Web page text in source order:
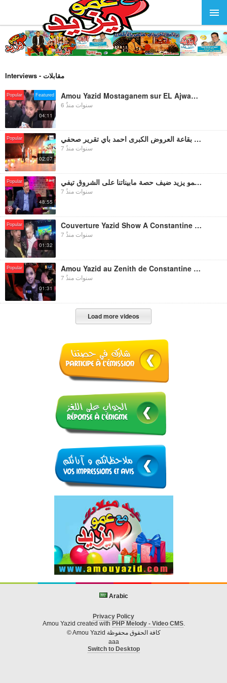
Interviews - مقابلات
Popular Featured
04:11
Amou Yazid Mostaganem sur EL Ajwaa تقرير قناة الأجواء حول حفل عمو يزيد بمستغانم للاطفال .
6 سنوات منذُ
Popular
02:07
عمو يزيد يلتقي اطفال قسنطينة بقاعة العروض الكبرى احمد باي تقرير صحفي
7 سنوات منذُ
Popular
48:55
عمو يزيد ضيف حصة مابيناتنا على الشروق تيفي Amou Yazid invité de l’émission Mabinatba à Echourouk TV
7 سنوات منذُ
Popular
01:32
Couverture Yazid Show A Constantine ENTV تغطية حفل عمو يزيد لفائدة الأطفال بقاعة الزينيت قسنطينة
7 سنوات منذُ
Popular
01:31
Amou Yazid au Zenith de Constantine تغطية حفل عمو يزيد لفائدة الأطفال بقاعة الزينيت قسنطينة
7 سنوات منذُ
Load more videos
Arabic
Privacy Policy
Amou Yazid created with PHP Melody - Video CMS.
© Amou Yazid كافة الحقوق محفوظة
aaa
Switch to Desktop